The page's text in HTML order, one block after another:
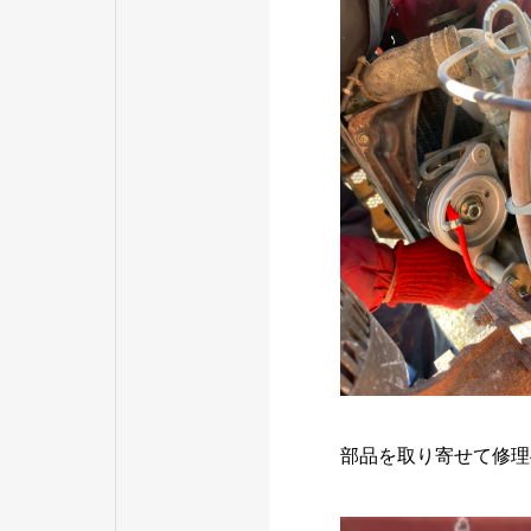
部品を取り寄せて修